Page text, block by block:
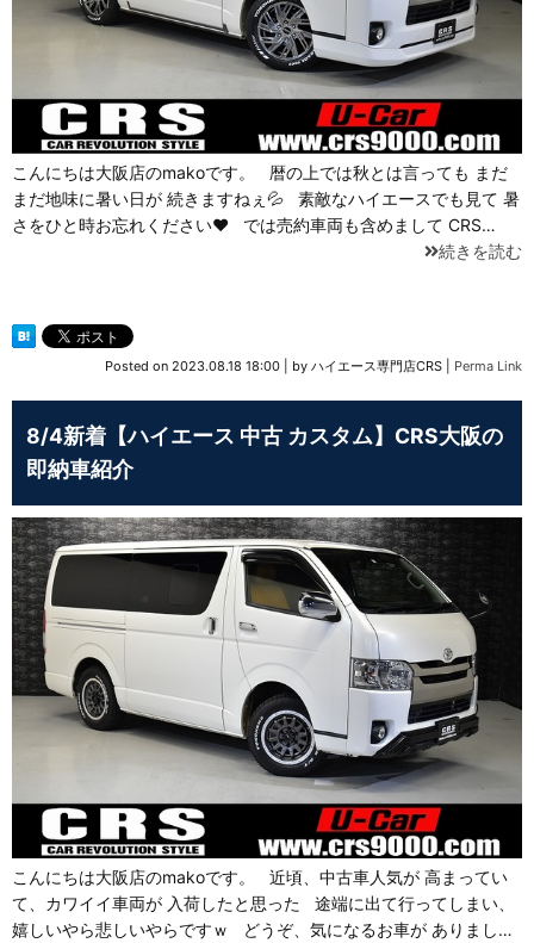
こんにちは大阪店のmakoです。 暦の上では秋とは言っても まだ
まだ地味に暑い日が 続きますねぇ💦 素敵なハイエースでも見て 暑
さをひと時お忘れください❤ では売約車両も含めまして CRS…
続きを読む
Posted on 2023.08.18 18:00 by ハイエース専門店CRS Perma Link
8/4新着【ハイエース 中古 カスタム】CRS大阪の
即納車紹介
こんにちは大阪店のmakoです。 近頃、中古車人気が 高まってい
て、カワイイ車両が 入荷したと思った 途端に出て行ってしまい、
嬉しいやら悲しいやらですｗ どうぞ、気になるお車が ありまし…